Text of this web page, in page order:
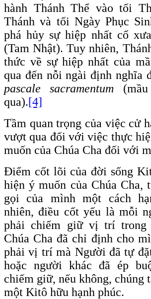
hành Thánh Thể vào tối
Thánh và tối Ngày Phục
phá hủy sự hiệp nhất cổ
(Tam Nhật). Tuy nhiên,
thức về sự hiệp nhất của
qua đến nỗi ngài định nghĩa
pascale sacramentum
qua).[4]
Tầm quan trọng của việc cử
vượt qua đối với việc thực
muốn của Chúa Cha đối với
Điểm cốt lõi của đời sống
hiện ý muốn của Chúa Cha,
gọi của mình một cách
nhiên, điều cốt yếu là mỗi
phải chiếm giữ vị trí trong
Chúa Cha đã chỉ định cho
phải vị trí mà Người đã tự
hoặc người khác đã ép
chiếm giữ, nếu không, chúng
một Kitô hữu hạnh phúc.